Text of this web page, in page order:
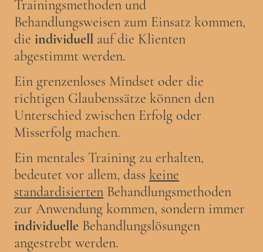
Trainingsmethoden und
Behandlungsweisen zum Einsatz kommen,
die individuell auf die Klienten
abgestimmt werden.
Ein grenzenloses Mindset oder die
richtigen Glaubenssätze können den
Unterschied zwischen Erfolg oder
Misserfolg machen.
Ein mentales Training zu erhalten,
bedeutet vor allem, dass keine
standardisierten Behandlungsmethoden
zur Anwendung kommen, sondern immer
individuelle Behandlungslösungen
angestrebt werden.